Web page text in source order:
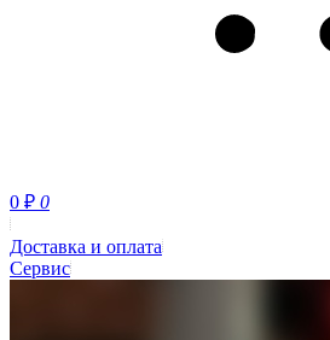
0 ₽ 0
Доставка и оплата
Сервис